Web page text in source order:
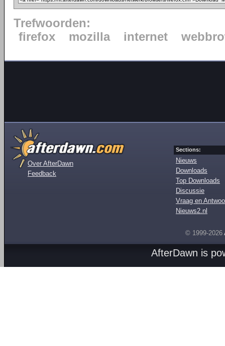
Trefwoorden:
firefox
mozilla internet
Over AfterDawn
Feedback
Sections:
Nieuws
Downloads
Top Downloads
Discussie
Vraag en
Nieuws2.nl
© 1999-2026
AfterDawn is